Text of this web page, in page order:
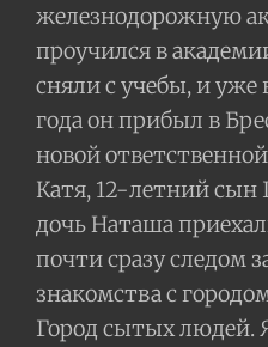
железнодорожную
проучился в
сняли с учебы, и уже
года он прибыл в
новой
Катя, 12-летний сын
дочь Наташа
почти сразу следом
знакомства с
Город сытых людей.